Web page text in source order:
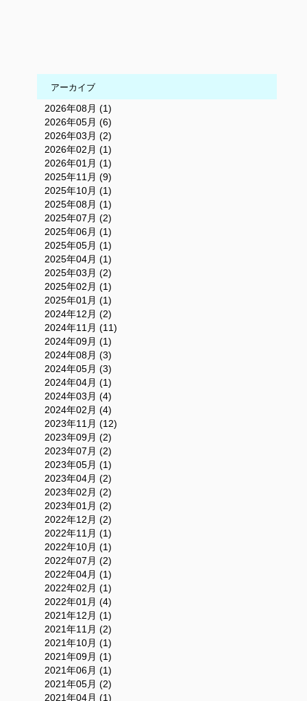
アーカイブ
2026年08月 (1)
2026年05月 (6)
2026年03月 (2)
2026年02月 (1)
2026年01月 (1)
2025年11月 (9)
2025年10月 (1)
2025年08月 (1)
2025年07月 (2)
2025年06月 (1)
2025年05月 (1)
2025年04月 (1)
2025年03月 (2)
2025年02月 (1)
2025年01月 (1)
2024年12月 (2)
2024年11月 (11)
2024年09月 (1)
2024年08月 (3)
2024年05月 (3)
2024年04月 (1)
2024年03月 (4)
2024年02月 (4)
2023年11月 (12)
2023年09月 (2)
2023年07月 (2)
2023年05月 (1)
2023年04月 (2)
2023年02月 (2)
2023年01月 (2)
2022年12月 (2)
2022年11月 (1)
2022年10月 (1)
2022年07月 (2)
2022年04月 (1)
2022年02月 (1)
2022年01月 (4)
2021年12月 (1)
2021年11月 (2)
2021年10月 (1)
2021年09月 (1)
2021年06月 (1)
2021年05月 (2)
2021年04月 (1)